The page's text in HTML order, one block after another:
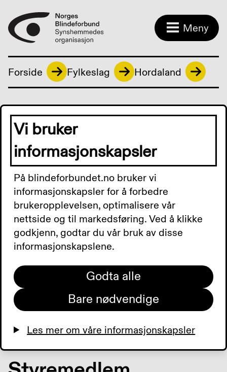
Meny
Forside Fylkeslag Hordaland
Styret i Hordaland
fylkeslag
Leder
Magnus Bakkåker Fosse,
Nestleder
Memed Softic,
mobil: 934 46 597
Vi bruker
informasjonskapsler
På blindeforbundet.no bruker vi
informasjonskapsler for å forbedre
brukeropplevelsen, optimalisere vår
nettside og til markedsføring. Ved å klikke
godkjenn, godtar du vår bruk av disse
informasjonskapslene.
Godta alle
Bare nødvendige
Les mer om våre informasjonskapsler